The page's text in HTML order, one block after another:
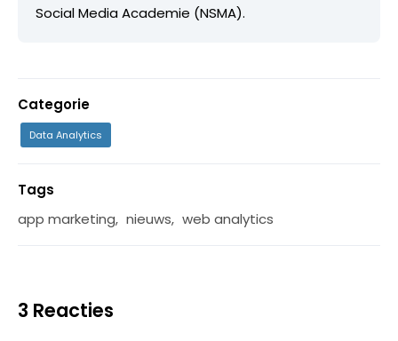
Social Media Academie (NSMA).
Categorie
Data Analytics
Tags
app marketing, nieuws, web analytics
3 Reacties